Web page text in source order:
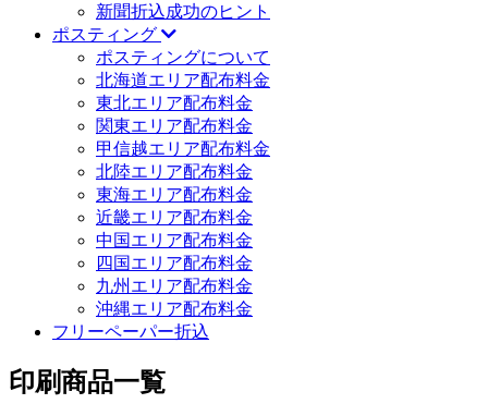
新聞折込成功のヒント
ポスティング
ポスティングについて
北海道エリア配布料金
東北エリア配布料金
関東エリア配布料金
甲信越エリア配布料金
北陸エリア配布料金
東海エリア配布料金
近畿エリア配布料金
中国エリア配布料金
四国エリア配布料金
九州エリア配布料金
沖縄エリア配布料金
フリーペーパー折込
印刷商品一覧